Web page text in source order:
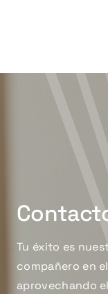
Tu éxito es
compañero en
aprovechando